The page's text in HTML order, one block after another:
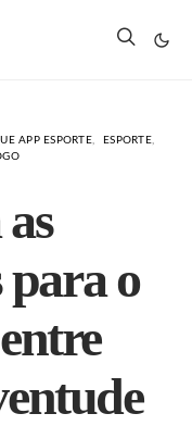
APP ESPORTE
ESPORTE
para o